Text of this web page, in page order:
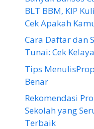
BLT BBM, KIP
Cek Apakah
Cara Daftar dan
Tunai: Cek
Tips
Benar
Rekomendasi
Sekolah yang
Terbaik